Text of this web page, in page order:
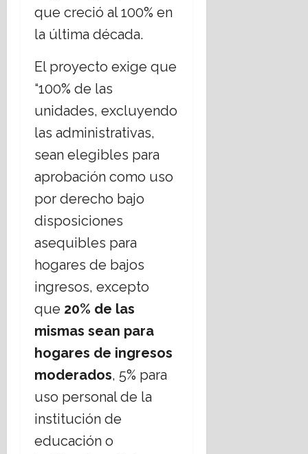
que creció al 100% en
la última década.
El proyecto exige que
“100% de las
unidades, excluyendo
las administrativas,
sean elegibles para
aprobación como uso
por derecho bajo
disposiciones
asequibles para
hogares de bajos
ingresos, excepto
que 20% de las
mismas sean para
hogares de ingresos
moderados, 5% para
uso personal de la
institución de
educación o